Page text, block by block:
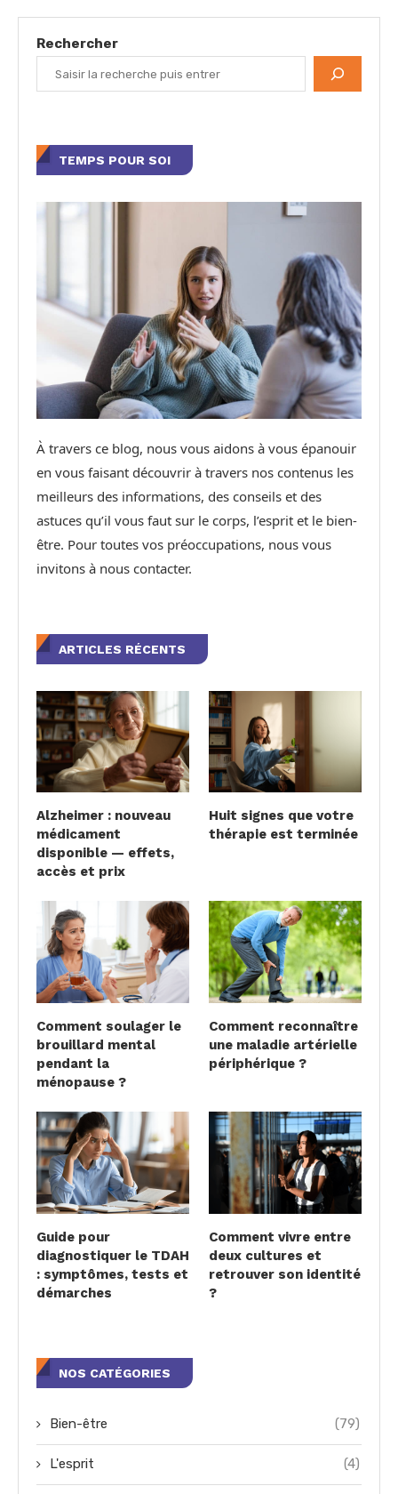
Rechercher
TEMPS POUR SOI
À travers ce blog, nous vous aidons à vous épanouir
en vous faisant découvrir à travers nos contenus les
meilleurs des informations, des conseils et des
astuces qu’il vous faut sur le corps, l’esprit et le bien-
être. Pour toutes vos préoccupations, nous vous
invitons à nous contacter.
ARTICLES RÉCENTS
Alzheimer : nouveau
médicament
disponible — effets,
accès et prix
Huit signes que votre
thérapie est terminée
Comment soulager le
brouillard mental
pendant la
ménopause ?
Comment reconnaître
une maladie artérielle
périphérique ?
Guide pour
diagnostiquer le TDAH
: symptômes, tests et
démarches
Comment vivre entre
deux cultures et
retrouver son identité
?
NOS CATÉGORIES
Bien-être (79)
L'esprit (4)